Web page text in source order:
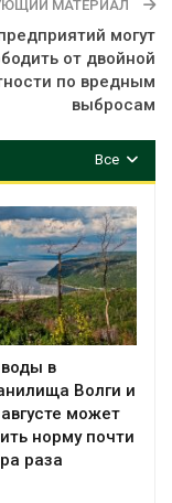
МАТЕРИАЛ
могут
от двойной
по вредным
выбросам
Все
в
Волги и
может
норму почти
раза